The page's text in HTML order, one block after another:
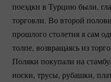
поездки в Турцию были,
торговли. Во второй
прошлого столетия я сам
толпе, возвращаясь из
Поляки покупали на
носки, трусы, рубашки,